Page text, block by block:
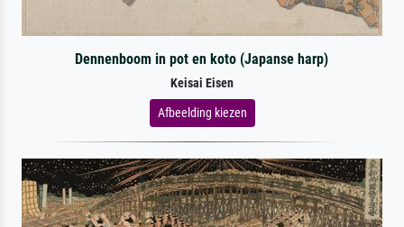
Dennenboom in pot en koto (Japanse harp)
Keisai Eisen
Afbeelding kiezen